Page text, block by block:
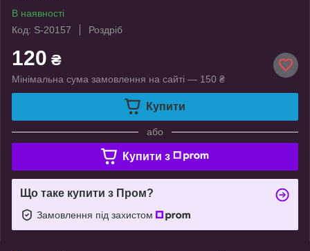
В наявності
Код: S-20157
Роздріб
120 ₴
Мінімальна сума замовлення на сайті — 150 ₴
Купити
або
Купити з
Що таке купити з Пром?
Замовлення під захистом